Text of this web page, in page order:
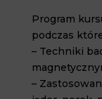
Program
podczas
– Techniki
–